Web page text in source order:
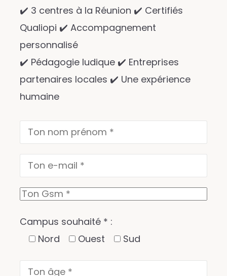
✔️ 3 centres à la Réunion ✔️ Certifiés
Qualiopi ✔️ Accompagnement
personnalisé
✔️ Pédagogie ludique ✔️ Entreprises
partenaires locales ✔️ Une expérience
humaine
Campus souhaité * :
Nord
Ouest Sud